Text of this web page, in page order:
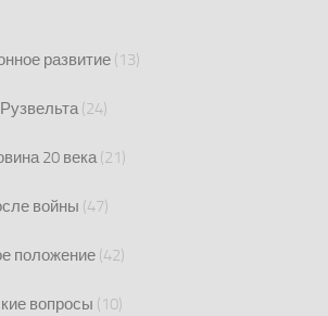
развитие (13)
(24)
20 века(21)
войны (47)
положение (42)
вопросы (10)